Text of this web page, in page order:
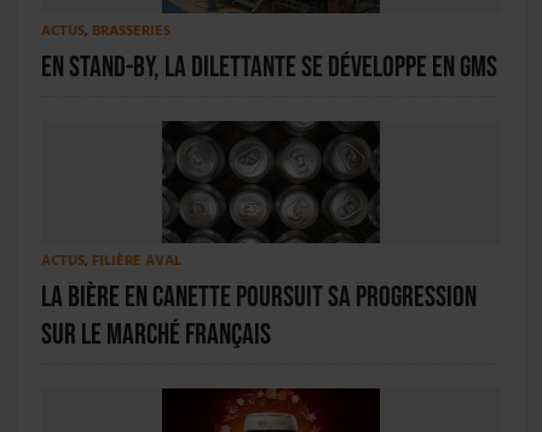
ACTUS, BRASSERIES
En stand-by, La Dilettante se développe en GMS
ACTUS, FILIÈRE AVAL
La bière en canette poursuit sa progression
sur le marché français